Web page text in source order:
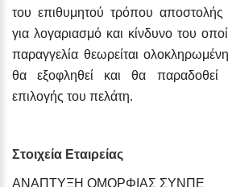
του επιθυμητού τρόπου αποστολής
για λογαριασμό και κίνδυνο του
παραγγελία θεωρείται
θα εξοφληθεί και θα παραδοθεί
επιλογής του πελάτη.
Στοιχεία Εταιρείας
ΑΝΑΠΤΥΞΗ ΟΜΟΡΦΙΑΣ ΣΥΝΠΕ